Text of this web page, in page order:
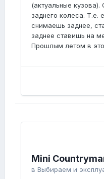
(актуальные кузова).
заднего колеса. Т.е.
снимаешь заднее,
заднее ставишь на
Прошлым летом в
Mini
в Выбираем и